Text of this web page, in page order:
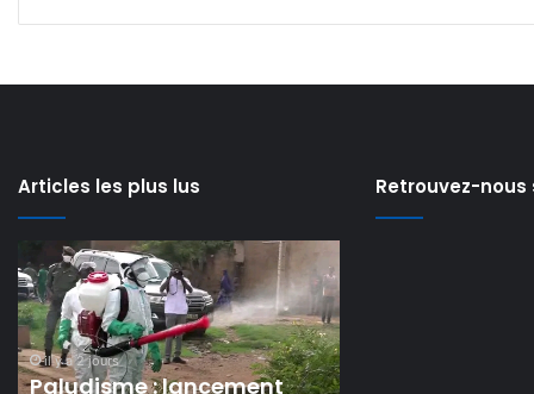
Articles les plus lus
Paludisme
:
lancement
officiel
des
Journées
il y a 2 jours
Paludisme : lancement
le
ministère
de
Retrouvez-nous